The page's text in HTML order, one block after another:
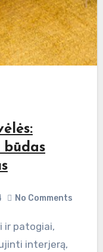
būdas
No Comments
interjerą,